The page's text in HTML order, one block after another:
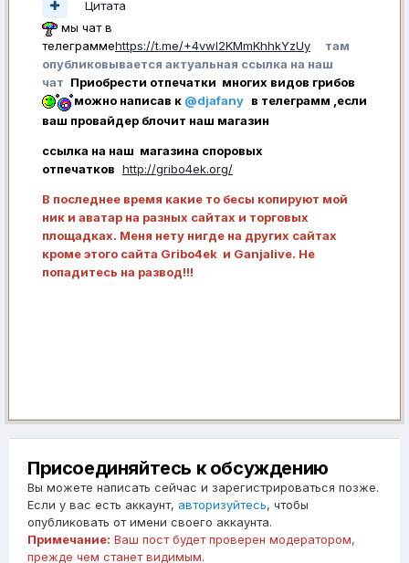
Цитата
мы чат в
телеграммеhttps://t.me/+4vwl2KMmKhhkYzUy
там
опубликовывается актуальная ссылка на наш
чат Приобрести отпечатки многих видов грибов
можно написав к @djafany в телеграмм ,если
ваш провайдер блочит наш магазин
ссылка на наш магазина споровых
отпечатков http://gribo4ek.org/
В последнее время какие то бесы копируют мой
ник и аватар на разных сайтах и торговых
площадках. Меня нету нигде на других сайтах
кроме этого сайта Gribo4ek и Ganjalive. Не
попадитесь на развод!!!
Присоединяйтесь к обсуждению
Вы можете написать сейчас и зарегистрироваться позже.
Если у вас есть аккаунт, авторизуйтесь, чтобы
опубликовать от имени своего аккаунта.
Примечание: Ваш пост будет проверен модератором,
прежде чем станет видимым.